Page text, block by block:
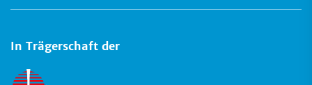
In Trägerschaft der